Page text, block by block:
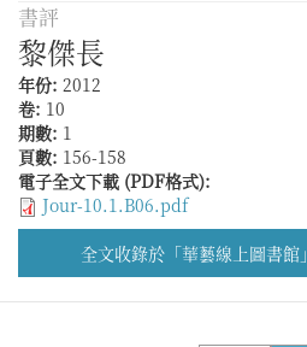
書評
黎傑長
年份: 2012
卷: 10
期數: 1
頁數: 156-158
電子全文下載 (PDF格式):
Jour-10.1.B06.pdf
全文收錄於「華藝線上圖書館」